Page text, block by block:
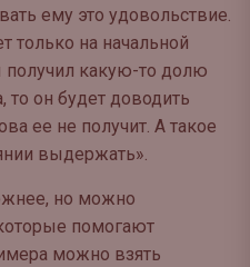
ему это удовольствие.
только на начальной
какую-то долю
то он будет доводить
ее не получит. А такое
выдержать».
но можно
помогают
можно взять